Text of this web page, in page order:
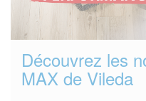
Découvrez les
MAX de Vileda